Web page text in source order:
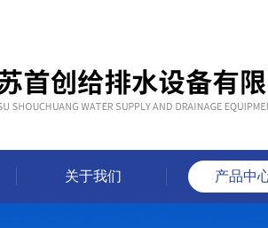
关于我们 产品中